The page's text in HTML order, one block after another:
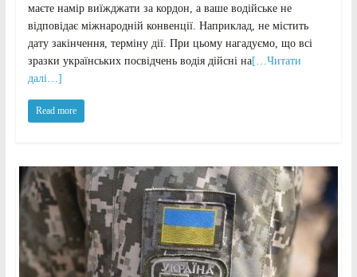
маєте намір виїжджати за кордон, а ваше водійське не
відповідає міжнародній конвенції. Наприклад, не містить
дату закінчення, терміну дії. При цьому нагадуємо, що всі
зразки українських посвідчень водія дійсні на[…Читати
далі…]
Read more